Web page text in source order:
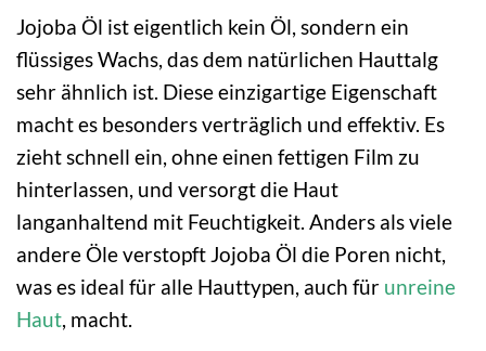
Jojoba Öl ist eigentlich kein Öl, sondern ein
flüssiges Wachs, das dem natürlichen Hauttalg
sehr ähnlich ist. Diese einzigartige Eigenschaft
macht es besonders verträglich und effektiv. Es
zieht schnell ein, ohne einen fettigen Film zu
hinterlassen, und versorgt die Haut
langanhaltend mit Feuchtigkeit. Anders als viele
andere Öle verstopft Jojoba Öl die Poren nicht,
was es ideal für alle Hauttypen, auch für unreine
Haut , macht.